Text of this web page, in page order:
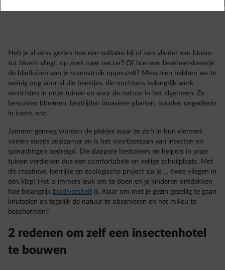
Heb je al eens gezien hoe een solitaire bij of een vlinder van bloem
tot bloem vliegt, op zoek naar nectar? Of hoe een lieveheersbeestje
de bladluizen van je rozenstruik oppeuzelt? Misschien hebben we te
weinig oog voor al die beestjes, die nochtans belangrijk werk
verrichten in onze tuinen en voor de natuur in het algemeen. Ze
bestuiven bloemen, bestrijden invasieve planten, houden ongedierte
in toom, enz.
Jammer genoeg worden de plekjes waar ze zich in hun element
voelen steeds zeldzamer en is het voortbestaan van insecten en
spinachtigen bedreigd. Die dappere bestuivers en helpers in onze
tuinen verdienen dus een comfortabele en veilige schuilplaats. Met
dit creatieve, leerrijke en ecologische project sla je … twee vliegen in
één klap! Het is immers leuk om te doen en je kinderen ontdekken
hoe belangrijk biodiversiteit is. Klaar om met je gezin gezellig te gaan
knutselen en tegelijk de natuur te observeren en het milieu te
beschermen?
2 redenen om zelf een insectenhotel
te bouwen